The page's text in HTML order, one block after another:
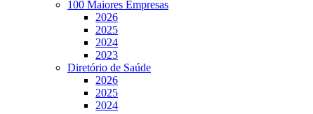
100 Maiores Empresas
2026
2025
2024
2023
Diretório de Saúde
2026
2025
2024